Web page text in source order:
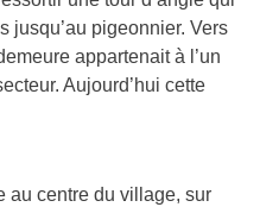
jusqu’au pigeonnier. Vers
appartenait à l’un
Aujourd’hui cette
au centre du village, sur